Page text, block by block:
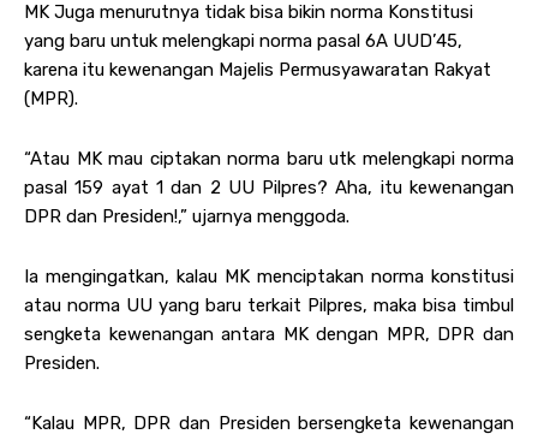
MK Juga menurutnya tidak bisa bikin norma Konstitusi
yang baru untuk melengkapi norma pasal 6A UUD’45,
karena itu kewenangan Majelis Permusyawaratan Rakyat
(MPR).
“Atau MK mau ciptakan norma baru utk melengkapi norma
pasal 159 ayat 1 dan 2 UU Pilpres? Aha, itu kewenangan
DPR dan Presiden!,” ujarnya menggoda.
Ia mengingatkan, kalau MK menciptakan norma konstitusi
atau norma UU yang baru terkait Pilpres, maka bisa timbul
sengketa kewenangan antara MK dengan MPR, DPR dan
Presiden.
“Kalau MPR, DPR dan Presiden bersengketa kewenangan